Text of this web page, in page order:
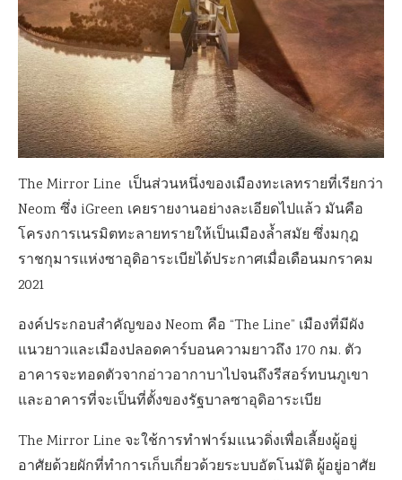
The Mirror Line เป็นส่วนหนึ่งของเมืองทะเลทรายที่เรียกว่า
Neom ซึ่ง iGreen เคยรายงานอย่างละเอียดไปแล้ว มันคือ
โครงการเนรมิตทะลายทรายให้เป็นเมืองล้ำสมัย ซึ่งมกุฎ
ราชกุมารแห่งซาอุดิอาระเบียได้ประกาศเมื่อเดือนมกราคม
2021
องค์ประกอบสำคัญของ Neom คือ “The Line” เมืองที่มีผัง
แนวยาวและเมืองปลอดคาร์บอนความยาวถึง 170 กม. ตัว
อาคารจะทอดตัวจากอ่าวอากาบาไปจนถึงรีสอร์ทบนภูเขา
และอาคารที่จะเป็นที่ตั้งของรัฐบาลซาอุดิอาระเบีย
The Mirror Line จะใช้การทำฟาร์มแนวดิ่งเพื่อเลี้ยงผู้อยู่
อาศัยด้วยผักที่ทำการเก็บเกี่ยวด้วยระบบอัตโนมัติ ผู้อยู่อาศัย